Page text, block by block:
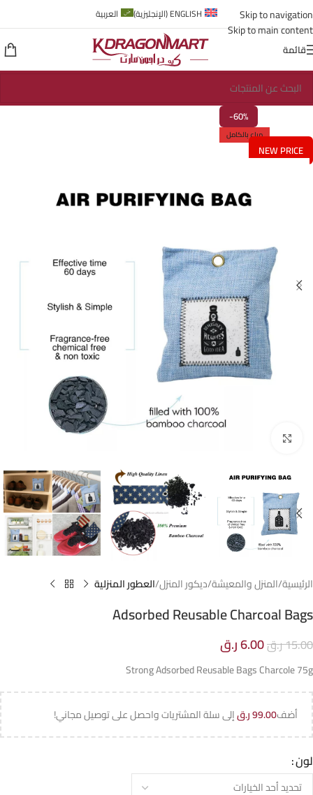
Skip to navigation
Skip to main content
ENGLISH
(الإنجليزية) العربية
قائمة
-60%
مباع بالكامل
NEW PRICE
الرئيسية المنزل والمعيشة ديكور المنزل العطور المنزلية
Adsorbed Reusable Charcoal Bags
15.00ر.ق6.00ر.ق
Strong Adsorbed Reusable Bags Charcole 75g
أضف99.00ر.قإلى سلة المشتريات واحصل على توصيل مجاني!
لون